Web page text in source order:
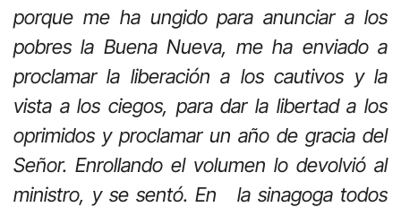
porque me ha ungido para anunciar a los
pobres la Buena Nueva, me ha enviado a
proclamar la liberación a los cautivos y la
vista a los ciegos, para dar la libertad a los
oprimidos y proclamar un año de gracia del
Señor. Enrollando el volumen lo devolvió al
ministro, y se sentó. En la sinagoga todos